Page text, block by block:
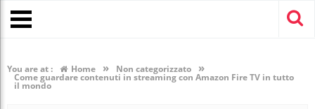
You are at : Home » Non categorizzato »
Come guardare contenuti in streaming con Amazon Fire TV in tutto
il mondo